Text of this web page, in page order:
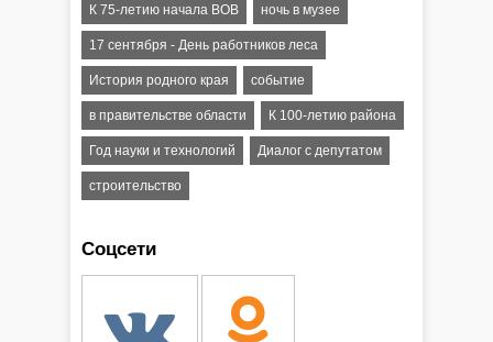
К 75-летию начала ВОВ ночь в музее
17 сентября - День работников леса
История родного края событие
в правительстве области К 100-летию района
Год науки и технологий Диалог с депутатом
строительство
Соцсети